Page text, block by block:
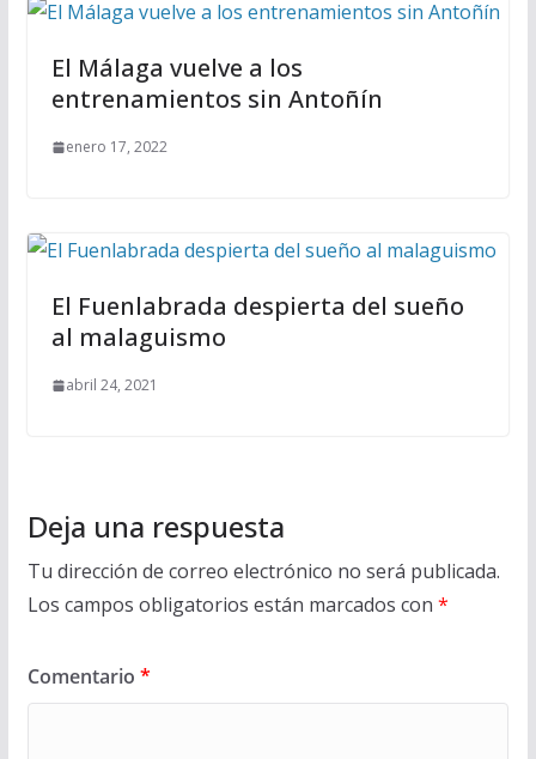
El Málaga vuelve a los
entrenamientos sin Antoñín
enero 17, 2022
El Fuenlabrada despierta del sueño
al malaguismo
abril 24, 2021
Deja una respuesta
Tu dirección de correo electrónico no será publicada.
Los campos obligatorios están marcados con *
Comentario *